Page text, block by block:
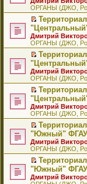
ю
б
щ
е
н
и
ю
м
у
с
о
о
б
щ
е
н
и
ю
т
а
н
н
о
м
у
с
о
о
б
щ
е
н
и
ю
п
р
о
ч
и
т
а
н
н
о
м
у
с
о
о
б
щ
е
н
и
ю
о
м
у
н
е
п
р
о
ч
и
т
а
н
н
о
м
у
с
о
о
б
щ
е
н
и
ю
к
п
е
р
в
о
м
у
н
е
п
р
о
ч
и
т
а
н
н
о
м
у
с
о
о
б
р
е
й
т
и
к
п
е
р
в
о
м
у
н
е
п
р
о
ч
и
т
а
н
н
о
м
ОРГАНЫ (ДЖО,
П
е
р
е
й
т
и
к
п
е
р
в
о
м
у
н
е
п
р
о
ч
и
т
Дмитрий
ОРГАНЫ (ДЖО,
П
е
р
е
й
т
и
к
п
е
р
в
о
м
у
н
е
п
Дмитрий
ОРГАНЫ (ДЖО,
П
е
р
е
й
т
и
к
п
е
р
в
о
Дмитрий
ОРГАНЫ (ДЖО,
П
е
р
е
й
т
и
к
"Южный" ФГАУ
Дмитрий
ОРГАНЫ (ДЖО,
П
е
р
"Южный" ФГАУ
Дмитрий